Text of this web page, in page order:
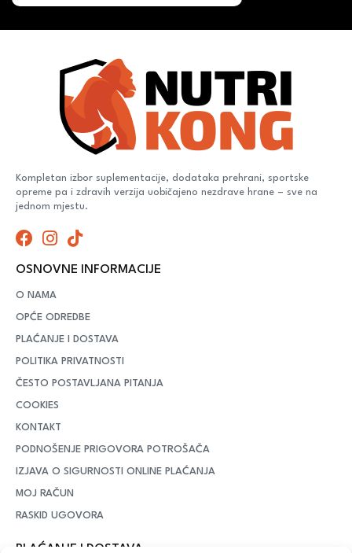
Kompletan izbor suplementacije, dodataka prehrani, sportske
opreme pa i zdravih verzija uobičajeno nezdrave hrane – sve na
jednom mjestu.
OSNOVNE INFORMACIJE
O NAMA
OPĆE ODREDBE
PLAĆANJE I DOSTAVA
POLITIKA PRIVATNOSTI
ČESTO POSTAVLJANA PITANJA
COOKIES
KONTAKT
PODNOŠENJE PRIGOVORA POTROŠAČA
IZJAVA O SIGURNOSTI ONLINE PLAĆANJA
MOJ RAČUN
RASKID UGOVORA
PLAĆANJE I DOSTAVA